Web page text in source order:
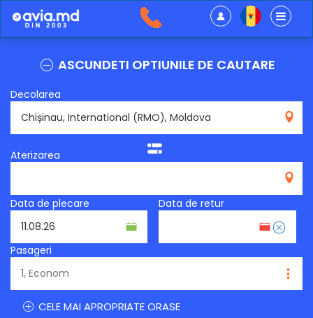
ASCUNDETI OPTIUNILE DE CAUTARE
Decolarea
Aterizarea
Data de plecare Data de retur
Pasageri
CELE MAI APROPRIATE ORASE